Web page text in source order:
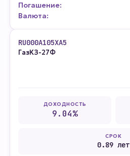
Погашение:
Валюта:
RU000A105XA5
ГазКЗ-27Ф
ДОХОДНОСТЬ
9.04%
СРОК
0.89 лет